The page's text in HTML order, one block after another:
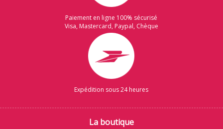
Paiement en ligne 100% sécurisé
Visa, Mastercard, Paypal, Chèque
Expédition sous 24 heures
La boutique